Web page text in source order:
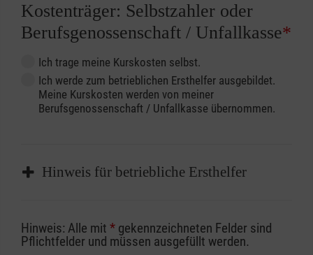
Kostenträger: Selbstzahler oder
Berufsgenossenschaft / Unfallkasse*
Ich trage meine Kurskosten selbst.
Ich werde zum betrieblichen Ersthelfer ausgebildet.
Meine Kurskosten werden von meiner
Berufsgenossenschaft / Unfallkasse übernommen.
Hinweis für betriebliche Ersthelfer
Sofern Sie ein Kostenübernahmeverfahren
Ihrer Berufsgenossenschaft / Unfallkasse
Hinweis: Alle mit * gekennzeichneten Felder sind
Pflichtfelder und müssen ausgefüllt werden.